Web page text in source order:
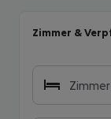
Zimmer &